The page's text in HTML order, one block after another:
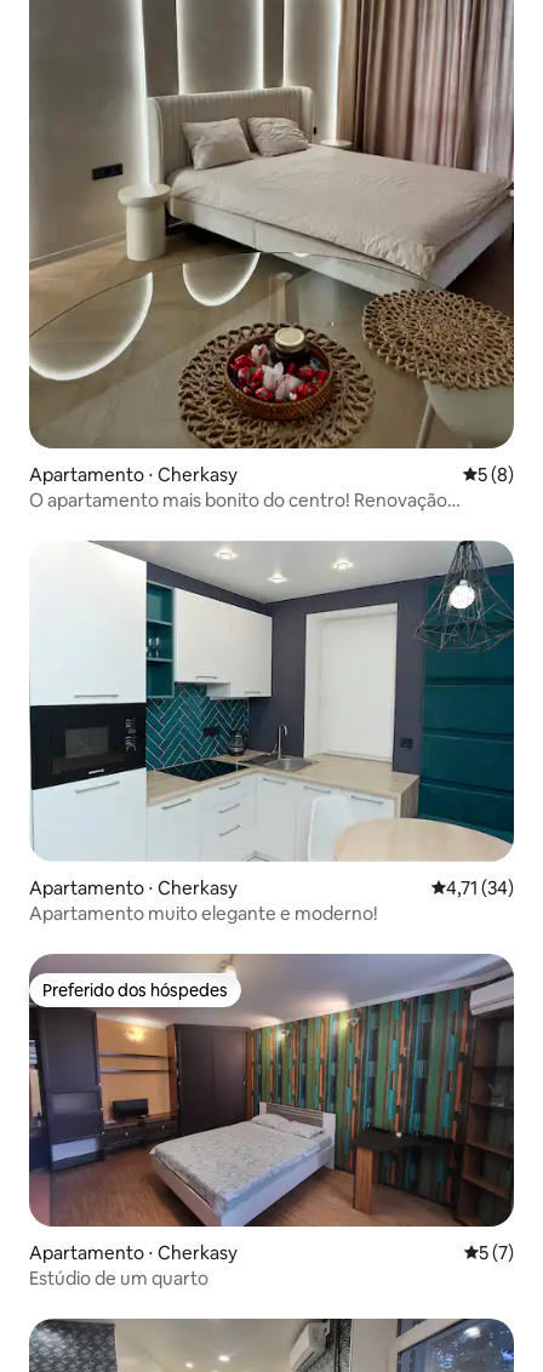
Apartamento ⋅ Cherkasy 5 de
5 (8)
O apartamento mais bonito do centro! Renovação
Apartamento ⋅ Cherkasy 4,71 de uma
4,71 (34)
Apartamento muito elegante e moderno!
Preferido dos hóspedes
Preferido dos hóspedes
Apartamento ⋅ Cherkasy 5 de
5 (7)
Estúdio de um quarto